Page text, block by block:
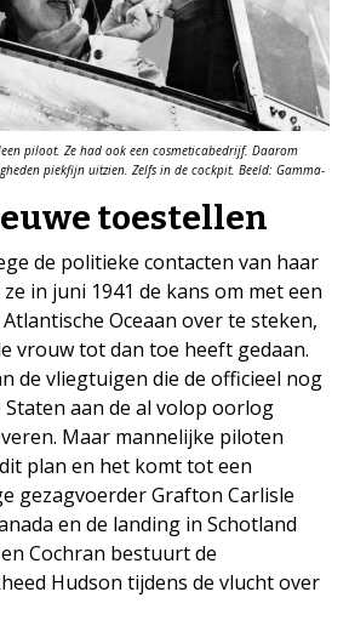
piloot. Ze had ook een cosmeticabedrijf. Daarom
piekfijn uitzien. Zelfs in de cockpit. Beeld: Gamma-
toestellen
de politieke contacten van haar
in juni 1941 de kans om met een
Oceaan over te steken,
vrouw tot dan toe heeft gedaan.
de vliegtuigen die de officieel nog
aan de al volop oorlog
Maar mannelijke piloten
plan en het komt tot een
gezagvoerder Grafton Carlisle
en de landing in Schotland
Cochran bestuurt de
Hudson tijdens de vlucht over